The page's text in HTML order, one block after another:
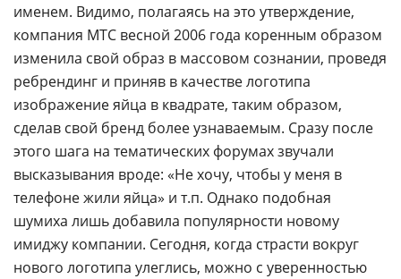
именем. Видимо, полагаясь на это утверждение,
компания МТС весной 2006 года коренным образом
изменила свой образ в массовом сознании, проведя
ребрендинг и приняв в качестве логотипа
изображение яйца в квадрате, таким образом,
сделав свой бренд более узнаваемым. Сразу после
этого шага на тематических форумах звучали
высказывания вроде: «Не хочу, чтобы у меня в
телефоне жили яйца» и т.п. Однако подобная
шумиха лишь добавила популярности новому
имиджу компании. Сегодня, когда страсти вокруг
нового логотипа улеглись, можно с уверенностью